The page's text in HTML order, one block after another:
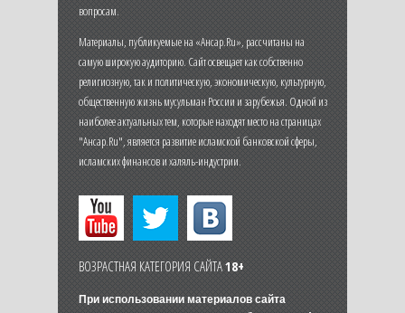
вопросам.
Материалы, публикуемые на «Ансар.Ru», рассчитаны на
самую широкую аудиторию. Сайт освещает как собственно
религиозную, так и политическую, экономическую, культурную,
общественную жизнь мусульман России и зарубежья. Одной из
наиболее актуальных тем, которые находят место на страницах
"Ансар.Ru", является развитие исламской банковской сферы,
исламских финансов и халяль-индустрии.
ВОЗРАСТНАЯ КАТЕГОРИЯ САЙТА18+
При использовании материалов сайта